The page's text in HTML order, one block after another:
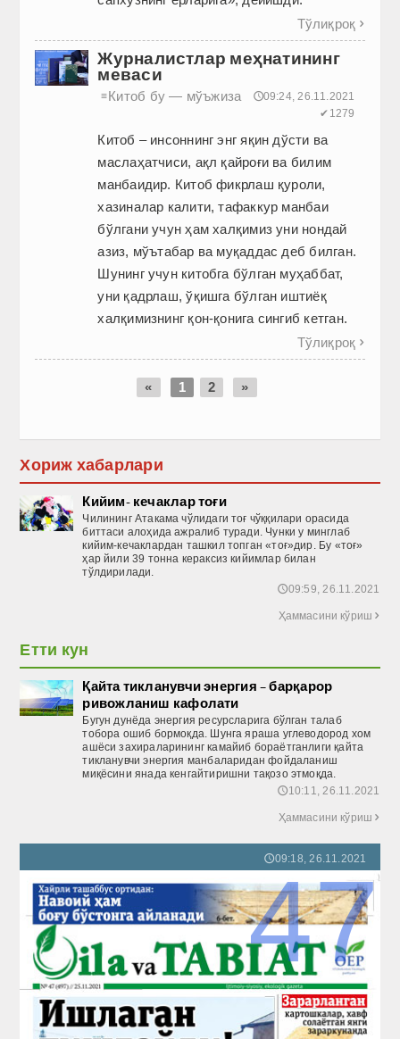
Тўлиқроқ 
Журналистлар меҳнатининг
меваси
≡Китоб бу — мўъжиза
🕔09:24, 26.11.2021
✔1279
Китоб – инсоннинг энг яқин дўсти ва
маслаҳатчиси, ақл қайроғи ва билим
манбаидир. Китоб фикрлаш қуроли,
хазиналар калити, тафаккур манбаи
бўлгани учун ҳам халқимиз уни нондай
азиз, мўътабар ва муқаддас деб билган.
Шунинг учун китобга бўлган муҳаббат,
уни қадрлаш, ўқишга бўлган иштиёқ
халқимизнинг қон-қонига сингиб кетган.
Тўлиқроқ 
« 1 2 »
Хориж хабарлари
Кийим- кечаклар тоғи
Чилининг Атакама чўлидаги тоғ чўққилари орасида
биттаси алоҳида ажралиб туради. Чунки у минглаб
кийим-кечаклардан ташкил топган «тоғ»дир. Бу «тоғ»
ҳар йили 39 тонна кераксиз кийимлар билан
тўлдирилади.
🕔09:59, 26.11.2021
Ҳаммасини кўриш
Етти кун
Қайта тикланувчи энергия – барқарор
ривожланиш кафолати
Бугун дунёда энергия ресурс­ларига бўлган талаб
тобора ошиб бормоқда. Шунга яраша углеводород хом
ашёси захираларининг камайиб бораётганлиги қайта
тикланувчи энергия манбаларидан фойдаланиш
миқёсини янада кенгайтиришни тақозо этмоқда.
🕔10:11, 26.11.2021
Ҳаммасини кўриш
🕔09:18, 26.11.2021
47